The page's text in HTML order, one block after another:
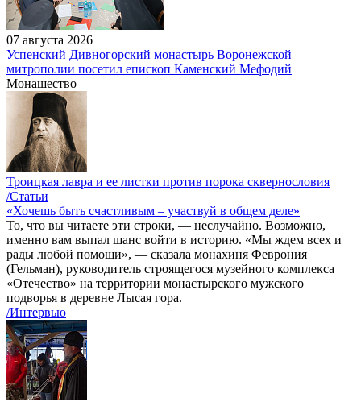
07 августа 2026
Успенский Дивногорский монастырь Воронежской
митрополии посетил епископ Каменский Мефодий
Монашество
Троицкая лавра и ее листки против порока сквернословия
/Статьи
«Хочешь быть счастливым – участвуй в общем деле»
То, что вы читаете эти строки, — неслучайно. Возможно,
именно вам выпал шанс войти в историю. «Мы ждем всех и
рады любой помощи», — сказала монахиня Феврония
(Гельман), руководитель строящегося музейного комплекса
«Отечество» на территории монастырского мужского
подворья в деревне Лысая гора.
/Интервью